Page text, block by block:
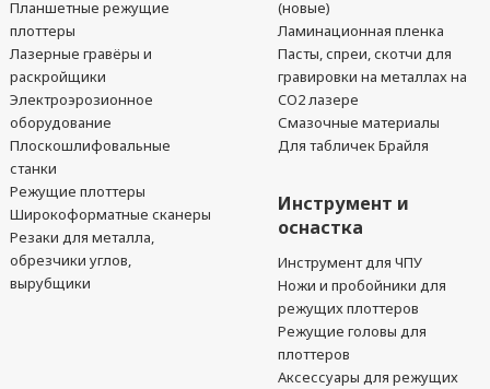
Планшетные режущие
плоттеры
Лазерные гравёры и
раскройщики
Электроэрозионное
оборудование
Плоскошлифовальные
станки
Режущие плоттеры
Широкоформатные сканеры
Резаки для металла,
обрезчики углов,
вырубщики
(новые)
Ламинационная пленка
Пасты, спреи, скотчи для
гравировки на металлах на
CO2 лазере
Смазочные материалы
Для табличек Брайля
Инструмент и
оснастка
Инструмент для ЧПУ
Ножи и пробойники для
режущих плоттеров
Режущие головы для
плоттеров
Аксессуары для режущих